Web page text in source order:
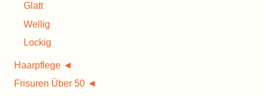
Glatt
Wellig
Lockig
Haarpflege ◄
Frisuren Über 50 ◄